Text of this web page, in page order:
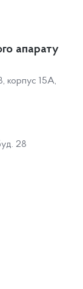
апарату
корпус 15А,
28